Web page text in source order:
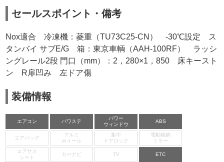
セールスポイント・備考
Nox適合 冷凍機：菱重（TU73C25-CN） -30℃設定 ス
タンバイ サブE/G 箱：東京車輌（AAH-100RF） ラッシ
ングレール2段 門口（mm）：2，280×1，850 床キースト
ン R扉凹み 左ドア傷
装備情報
エアコン パワステ
パワー
ウィンドウ
ABS
エアバッグ
アルミ
ホイール
集中
ドアロック
電動格納
ミラー
エアサス
シート
カーナビ TV ETC